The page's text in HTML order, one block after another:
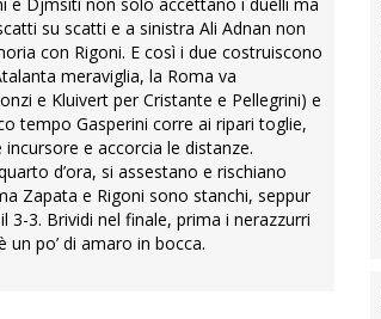
e Djmsiti non solo accettano i duelli ma
su scatti e a sinistra Ali Adnan non
con Rigoni. E così i due costruiscono
meraviglia, la Roma va
e Kluivert per Cristante e Pellegrini) e
tempo Gasperini corre ai ripari toglie,
e accorcia le distanze.
d’ora, si assestano e rischiano
Zapata e Rigoni sono stanchi, seppur
3-3. Brividi nel finale, prima i nerazzurri
po’ di amaro in bocca.